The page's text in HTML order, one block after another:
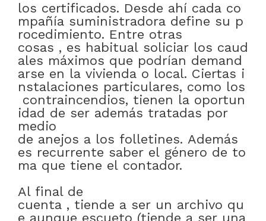
los certificados. Desde ahí cada co
mpañía suministradora define su p
rocedimiento. Entre otras
cosas , es habitual soliciar los caud
ales máximos que podrían demand
arse en la vivienda o local. Ciertas i
nstalaciones particulares, como los
contraincendios, tienen la oportun
idad de ser además tratadas por
medio
de anejos a los folletines. Además
es recurrente saber el género de to
ma que tiene el contador.
Al final de
cuenta , tiende a ser un archivo qu
e aunque escueto (tiende a ser una